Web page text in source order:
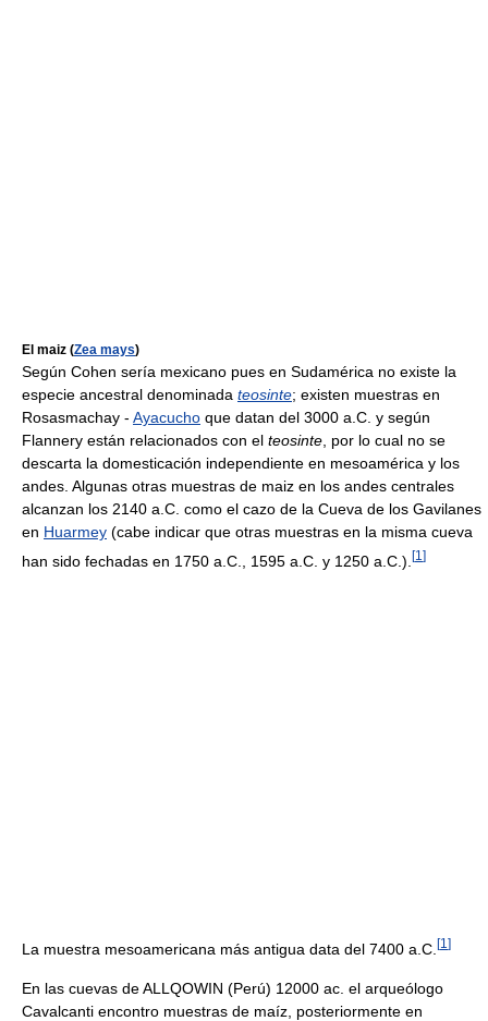
El maiz (Zea mays)
Según Cohen sería mexicano pues en Sudamérica no existe la
especie ancestral denominada teosinte; existen muestras en
Rosasmachay - Ayacucho que datan del 3000 a.C. y según
Flannery están relacionados con el teosinte , por lo cual no se
descarta la domesticación independiente en mesoamérica y los
andes. Algunas otras muestras de maiz en los andes centrales
alcanzan los 2140 a.C. como el cazo de la Cueva de los Gavilanes
en Huarmey (cabe indicar que otras muestras en la misma cueva
han sido fechadas en 1750 a.C., 1595 a.C. y 1250 a.C.). [1 ]
La muestra mesoamericana más antigua data del 7400 a.C. [1 ]
En las cuevas de ALLQOWIN (Perú) 12000 ac. el arqueólogo
Cavalcanti encontro muestras de maíz, posteriormente en